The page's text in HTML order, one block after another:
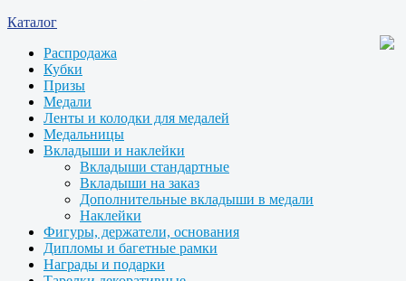
Каталог
Распродажа
Кубки
Призы
Медали
Ленты и колодки для медалей
Медальницы
Вкладыши и наклейки
Вкладыши стандартные
Вкладыши на заказ
Дополнительные вкладыши в медали
Наклейки
Фигуры, держатели, основания
Дипломы и багетные рамки
Награды и подарки